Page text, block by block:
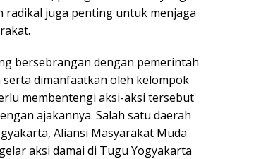
juga penting untuk menjaga
bersebrangan dengan pemerintah
dimanfaatkan oleh kelompok
membentengi aksi-aksi tersebut
ajakannya. Salah satu daerah
Aliansi Masyarakat Muda
aksi damai di Tugu Yogyakarta